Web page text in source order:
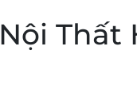
Thất